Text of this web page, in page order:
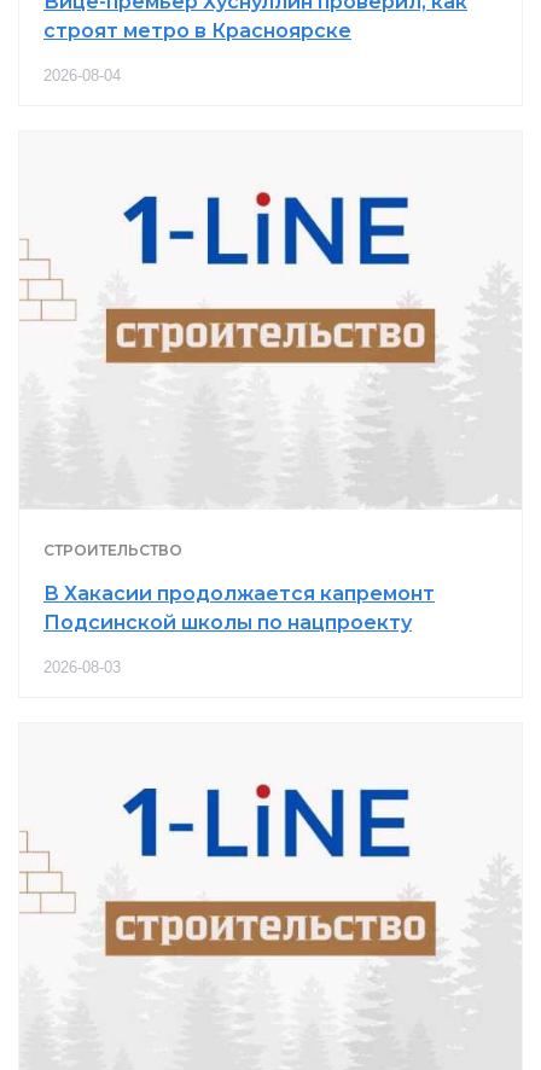
строят метро в Красноярске
2026-08-04
СТРОИТЕЛЬСТВО
В Хакасии продолжается капремонт
Подсинской школы по нацпроекту
2026-08-03